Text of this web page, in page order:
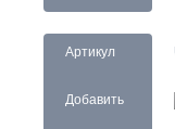
Артикул
Добавить